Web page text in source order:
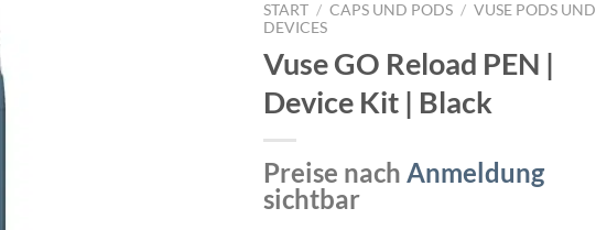
START / CAPS UND PODS / VUSE PODS UND
DEVICES
Vuse GO Reload PEN |
Device Kit | Black
Preise nach Anmeldung
sichtbar